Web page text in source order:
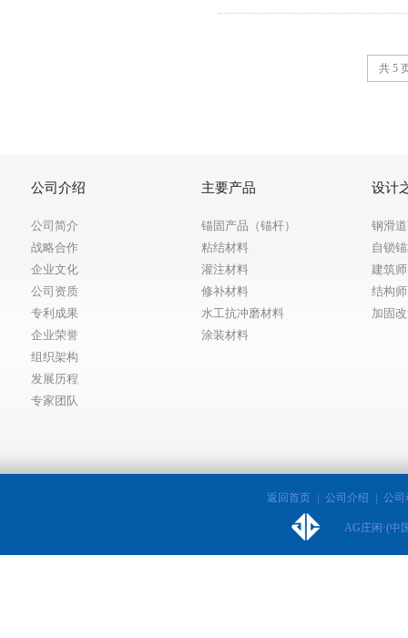
共 5
公司介绍
公司简介
战略合作
企业文化
公司资质
专利成果
企业荣誉
组织架构
发展历程
专家团队
主要产品
锚固产品（锚杆）
粘结材料
灌注材料
修补材料
水工抗冲磨材料
涂装材料
设计
钢滑
自锁
建筑
结构
加固
返回首页 公司介绍 公司
AG庄闲·(中